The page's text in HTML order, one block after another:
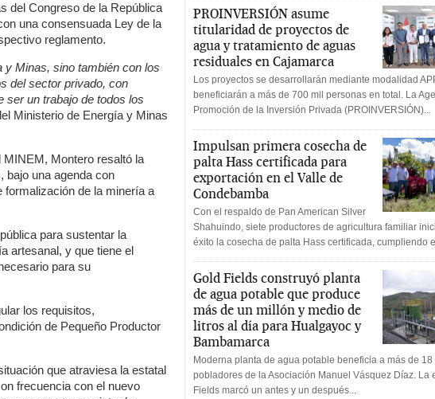
del Congreso de la República
una consensuada Ley de la
reglamento.
y Minas, sino también con los
del sector privado, con
ser un trabajo de todos los
Ministerio de Energía y Minas
Montero resaltó la
bajo una agenda con
formalización de la minería a
para sustentar la
artesanal, y que tiene el
para su
los requisitos,
de Pequeño Productor
que atraviesa la estatal
frecuencia con el nuevo
PROINVERSIÓN asume
titularidad de proyectos de
agua y tratamiento de aguas
residuales en Cajamarca
Los proyectos se desarrollarán mediante modalidad
beneficiarán a más de 700 mil personas en total. La
Promoción de la Inversión Privada (PROINVERSIÓN)...
Impulsan primera cosecha de
palta Hass certificada para
exportación en el Valle de
Condebamba
Con el respaldo de Pan American Silver
Shahuindo, siete productores de agricultura familiar
éxito la cosecha de palta Hass certificada, cumpliendo
Gold Fields construyó planta
de agua potable que produce
más de un millón y medio de
litros al día para Hualgayoc y
Bambamarca
Moderna planta de agua potable beneficia a más de 18
pobladores de la Asociación Manuel Vásquez Díaz. La
Fields marcó un antes y un después...